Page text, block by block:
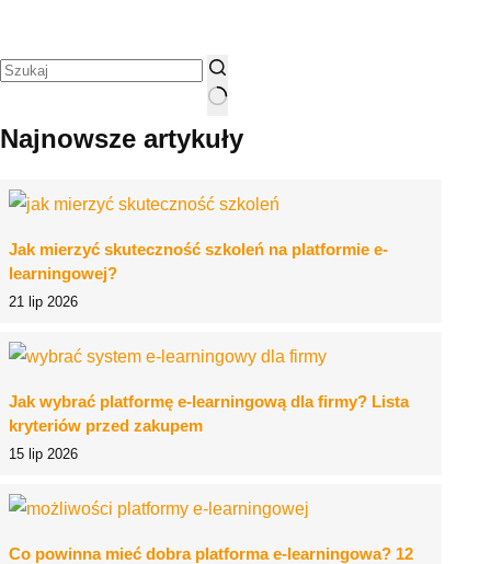
Najnowsze artykuły
Jak mierzyć skuteczność szkoleń na platformie e-
learningowej?
21 lip 2026
Jak wybrać platformę e-learningową dla firmy? Lista
kryteriów przed zakupem
15 lip 2026
Co powinna mieć dobra platforma e-learningowa? 12